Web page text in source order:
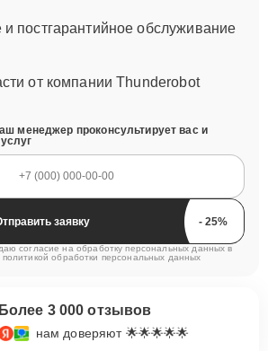
и постгарантийное обслуживание
от компании Thunderobot
менеджер проконсультирует вас и
Отправить заявку
согласие на обработку персональных данных в
политикой обработки персональных данных
Более 3 000 отзывов
нам доверяют 🌟🌟🌟🌟🌟